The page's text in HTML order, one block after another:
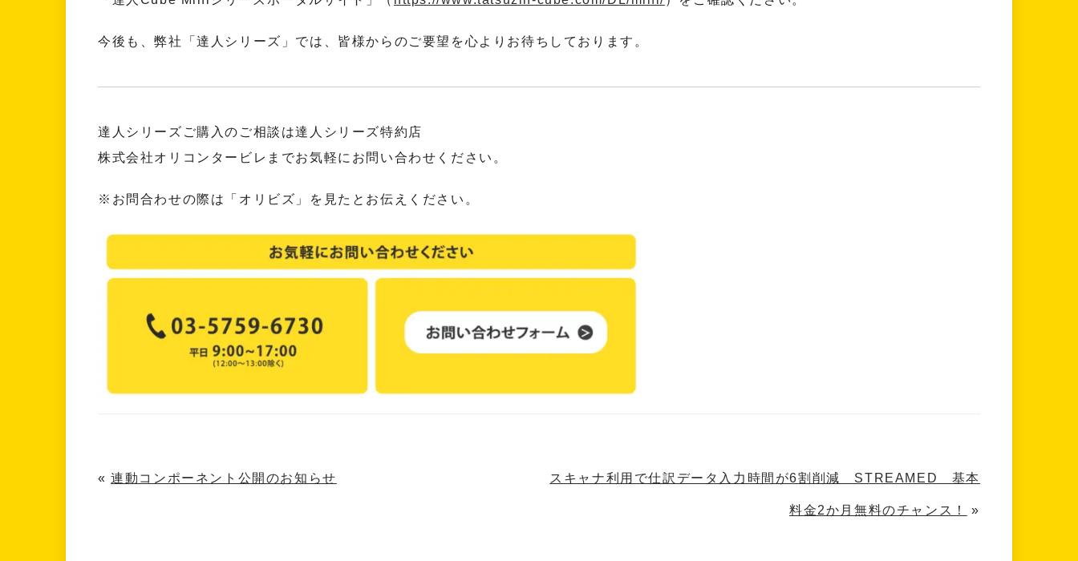
今後も、弊社「達人シリーズ」では、皆様からのご要望を心よりお待ちしております。
達人シリーズご購入のご相談は達人シリーズ特約店
株式会社オリコンタービレまでお気軽にお問い合わせください。
※お問合わせの際は「オリビズ」を見たとお伝えください。
«連動コンポーネント公開のお知らせ スキャナ利用で仕訳データ入力時間が6割削減 STREAMED 基本
料金2か月無料のチャンス！ »